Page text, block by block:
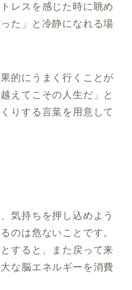
レスを感じた時に眺め
た」と冷静になれる場
的にうまく行くことが
えてこその人生だ」と
りする言葉を用意して
気持ちを押し込めよう
のは危ないことです。
すると、また戻って来
な脳エネルギーを消費